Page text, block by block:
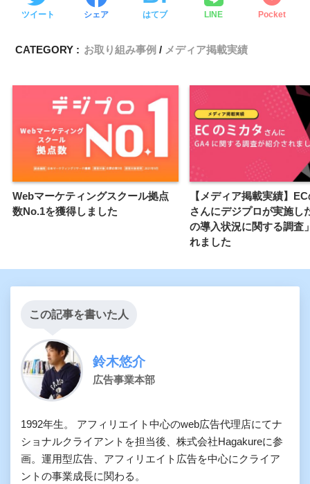
ツイート シェア はてブ LINE Pocket
CATEGORY : お取り組み事例 メディア掲載実績
Webマーケティングスクール拠点
数No.1を獲得しました
【メディア掲載実績】
さんにデジプロが実施し
の導入状況に関する調査
れました
この記事を書いた人
鈴木悠介
広告事業本部
1992年生。 アフィリエイト中心のweb広告代理店にてナ
ショナルクライアントを担当後、株式会社Hagakureに参
画。運用型広告、アフィリエイト広告を中心にクライア
ントの事業成長に関わる。